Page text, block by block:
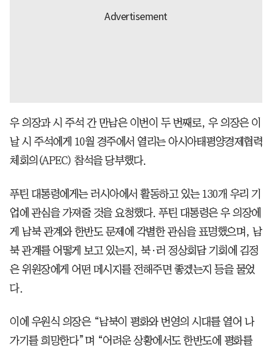
우 의장과 시 주석 간 만남은 이번이 두 번째로, 우 의장은 이
날 시 주석에게 10월 경주에서 열리는 아시아태평양경제협력
체회의(APEC) 참석을 당부했다.
푸틴 대통령에게는 러시아에서 활동하고 있는 130개 우리 기
업에 관심을 가져줄 것을 요청했다. 푸틴 대통령은 우 의장에
게 남북 관계와 한반도 문제에 각별한 관심을 표명했으며, 남
북 관계를 어떻게 보고 있는지, 북·러 정상회담 기회에 김정
은 위원장에게 어떤 메시지를 전해주면 좋겠는지 등을 물었
다.
이에 우원식 의장은 “남북이 평화와 번영의 시대를 열어 나
가기를 희망한다”며 “어려운 상황에서도 한반도에 평화를